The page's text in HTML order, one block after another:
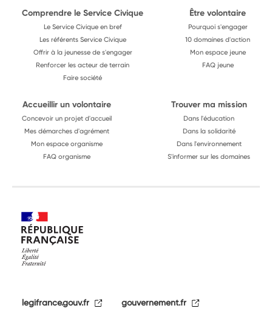
Comprendre le Service Civique
Le Service Civique en bref
Les référents Service Civique
Offrir à la jeunesse de s'engager
Renforcer les acteur de terrain
Faire société
Être volontaire
Pourquoi s'engager
10 domaines d'action
Mon espace jeune
FAQ jeune
Accueillir un volontaire
Concevoir un projet d'accueil
Mes démarches d'agrément
Mon espace organisme
FAQ organisme
Trouver ma mission
Dans l'éducation
Dans la solidarité
Dans l'environnement
S'informer sur les domaines
legifrance.gouv.fr gouvernement.fr